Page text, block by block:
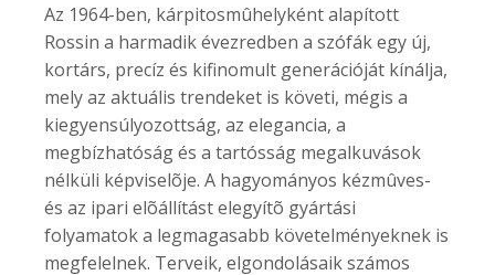
Az 1964-ben, kárpitosmûhelyként alapított
Rossin a harmadik évezredben a szófák egy új,
kortárs, precíz és kifinomult generációját kínálja,
mely az aktuális trendeket is követi, mégis a
kiegyensúlyozottság, az elegancia, a
megbízhatóság és a tartósság megalkuvások
nélküli képviselõje. A hagyományos kézmûves-
és az ipari elõállítást elegyítõ gyártási
folyamatok a legmagasabb követelményeknek is
megfelelnek. Terveik, elgondolásaik számos